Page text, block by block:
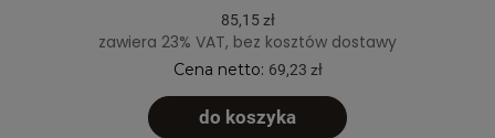
85,15 zł
zawiera 23% VAT, bez kosztów dostawy
Cena netto: 69,23 zł
do koszyka